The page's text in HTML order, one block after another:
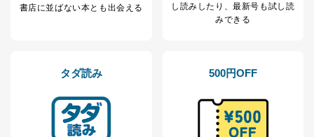
東京都渋谷区南平台町16-11
田 嘉也
当社が取り扱う開示対象個人情報の利用目的は次のとお
りです。
書店に並ばない本とも出会える
し読み したり、最新号も試し読
みできる
タダ読み 500円OFF